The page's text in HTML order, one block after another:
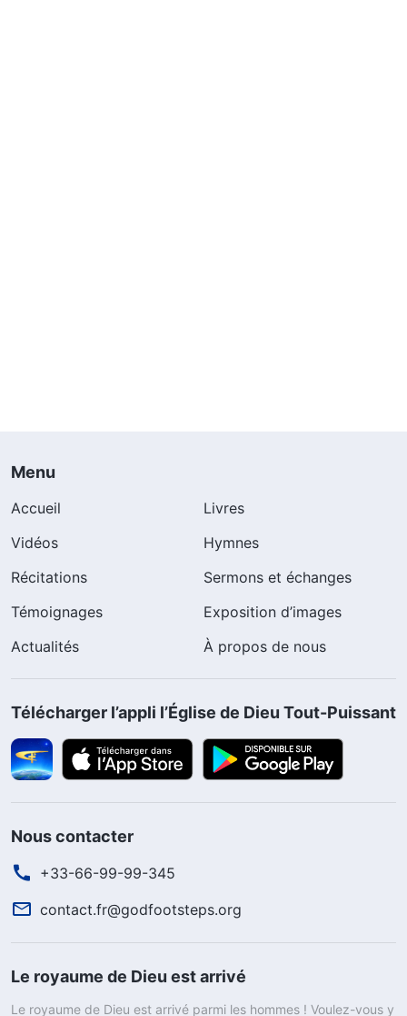
Menu
Accueil
Livres
Vidéos
Hymnes
Récitations
Sermons et échanges
Témoignages
Exposition d’images
Actualités
À propos de nous
Télécharger l’appli l’Église de Dieu Tout-Puissant
Nous contacter
+33-66-99-99-345
contact.fr@godfootsteps.org
Le royaume de Dieu est arrivé
Le royaume de Dieu est arrivé parmi les hommes ! Voulez-vous y